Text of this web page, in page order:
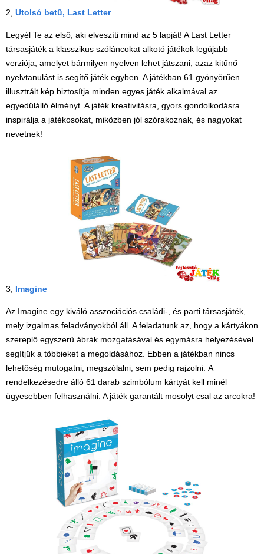
2, Utolsó betű, Last Letter
Legyél Te az első, aki elveszíti mind az 5 lapját! A Last Letter
társasjáték a klasszikus szóláncokat alkotó játékok legújabb
verziója, amelyet bármilyen nyelven lehet játszani, azaz kitűnő
nyelvtanulást is segítő játék egyben. A játékban 61 gyönyörűen
illusztrált kép biztosítja minden egyes játék alkalmával az
egyedülálló élményt. A játék kreativitásra, gyors gondolkodásra
inspirálja a játékosokat, miközben jól szórakoznak, és nagyokat
nevetnek!
3, Imagine
Az Imagine egy kiváló asszociációs családi-, és parti társasjáték,
mely izgalmas feladványokból áll. A feladatunk az, hogy a kártyákon
szereplő egyszerű ábrák mozgatásával és egymásra helyezésével
segítjük a többieket a megoldásához. Ebben a játékban nincs
lehetőség mutogatni, megszólalni, sem pedig rajzolni. A
rendelkezésedre álló 61 darab szimbólum kártyát kell minél
ügyesebben felhasználni. A játék garantált mosolyt csal az arcokra!